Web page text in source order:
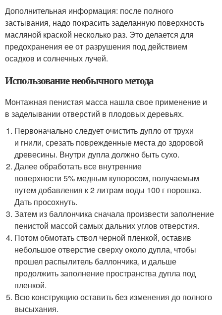
Дополнительная информация: после полного
застывания, надо покрасить заделанную поверхность
масляной краской несколько раз. Это делается для
предохранения ее от разрушения под действием
осадков и солнечных лучей.
Использование необычного метода
Монтажная пенистая масса нашла свое применение и
в заделывании отверстий в плодовых деревьях.
Первоначально следует очистить дупло от трухи
и гнили, срезать поврежденные места до здоровой
древесины. Внутри дупла должно быть сухо.
Далее обработать все внутренние
поверхности 5% медным купоросом, получаемым
путем добавления к 2 литрам воды 100 г порошка.
Дать просохнуть.
Затем из баллончика сначала произвести заполнение
пенистой массой самых дальних углов отверстия.
Потом обмотать ствол черной пленкой, оставив
небольшое отверстие сверху около дупла, чтобы
прошел распылитель баллончика, и дальше
продолжить заполнение пространства дупла под
пленкой.
Всю конструкцию оставить без изменения до полного
высыхания.